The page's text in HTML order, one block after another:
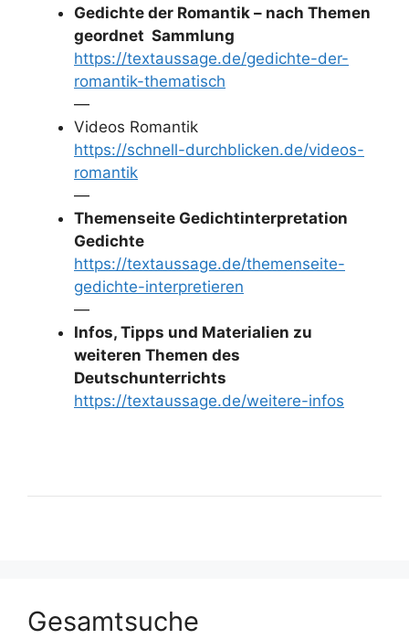
Gedichte der Romantik – nach Themen
geordnet Sammlung
https://textaussage.de/gedichte-der-
romantik-thematisch
—
Videos Romantik
https://schnell-durchblicken.de/videos-
romantik
—
Themenseite Gedichtinterpretation
Gedichte
https://textaussage.de/themenseite-
gedichte-interpretieren
—
Infos, Tipps und Materialien zu
weiteren Themen des
Deutschunterrichts
https://textaussage.de/weitere-infos
Gesamtsuche